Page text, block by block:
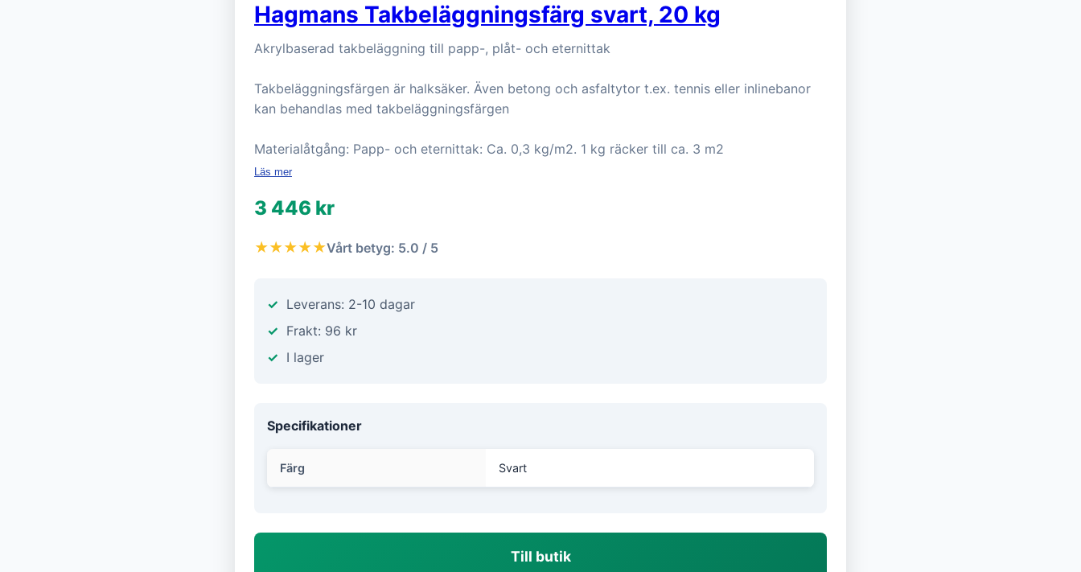
Hagmans Takbeläggningsfärg svart, 20 kg
Akrylbaserad takbeläggning till papp-, plåt- och eternittak
Takbeläggningsfärgen är halksäker. Även betong och asfaltytor t.ex. tennis eller inlinebanor
kan behandlas med takbeläggningsfärgen
Materialåtgång: Papp- och eternittak: Ca. 0,3 kg/m2. 1 kg räcker till ca. 3 m2
Läs mer
3 446 kr
★★★★★Vårt betyg: 5.0 / 5
Leverans: 2-10 dagar
Frakt: 96 kr
I lager
Specifikationer
Färg Svart
Till butik